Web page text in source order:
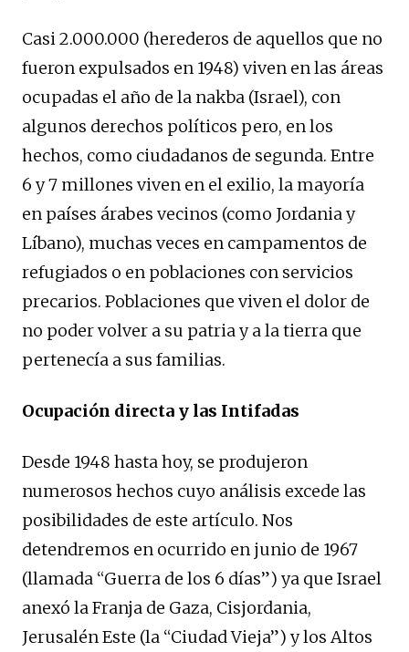
Casi 2.000.000 (herederos de aquellos que no
fueron expulsados en 1948) viven en las áreas
ocupadas el año de la nakba (Israel), con
algunos derechos políticos pero, en los
hechos, como ciudadanos de segunda. Entre
6 y 7 millones viven en el exilio, la mayoría
en países árabes vecinos (como Jordania y
Líbano), muchas veces en campamentos de
refugiados o en poblaciones con servicios
precarios. Poblaciones que viven el dolor de
no poder volver a su patria y a la tierra que
pertenecía a sus familias.
Ocupación directa y las Intifadas
Desde 1948 hasta hoy, se produjeron
numerosos hechos cuyo análisis excede las
posibilidades de este artículo. Nos
detendremos en ocurrido en junio de 1967
(llamada “Guerra de los 6 días”) ya que Israel
anexó la Franja de Gaza, Cisjordania,
Jerusalén Este (la “Ciudad Vieja”) y los Altos